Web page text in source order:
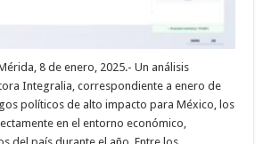
8 de enero, 2025.- Un análisis
Integralia, correspondiente a enero de
políticos de alto impacto para México, los
en el entorno económico,